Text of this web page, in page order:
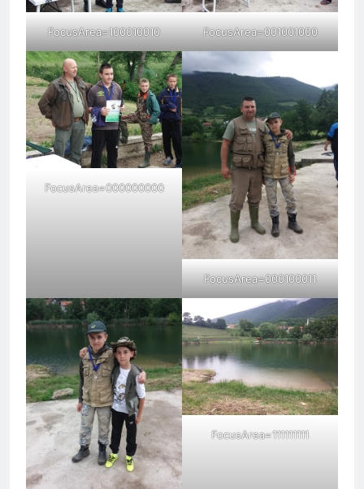
FocusArea=100010010 FocusArea=001001000
FocusArea=000000000
FocusArea=000100011
FocusArea=111111111